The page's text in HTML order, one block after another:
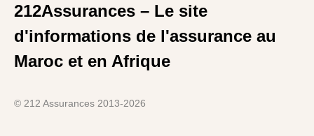
212Assurances – Le site
d'informations de l'assurance au
Maroc et en Afrique
© 212 Assurances 2013-2026